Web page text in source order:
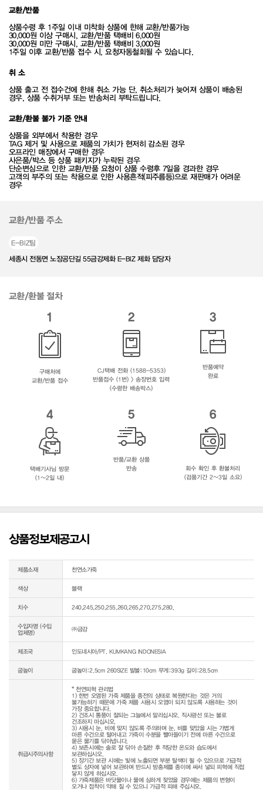
교환/반품
상품수령 후 1주일 이내 미착화 상품에 한해 교환/반품가능
30,000원 이상 구매시, 교환/반품 택배비 6,000원
30,000원 미만 구매시, 교환/반품 택배비 3,000원
1주일 이후 교환/반품 접수 시, 요청자동철회될 수 있습니다.
취 소
상품 출고 전 접수건에 한해 취소 가능 단, 취소처리가 늦어져 상품이 배송된
경우, 상품 수취거부 또는 반송처리 부탁드립니다.
교환/환불 불가 기준 안내
상품을 외부에서 착용한 경우
TAG 제거 및 사용으로 제품의 가치가 현저히 감소된 경우
오프라인 매장에서 구매한 경우
사은품/박스 등 상품 패키지가 누락된 경우
단순변심으로 인한 교환/반품 요청이 상품 수령후 7일을 경과한 경우
고객의 부주의 또는 착용으로 인한 사용흔적(피주름등)으로 재판매가 어려운
경우
교환/반품 주소
E-BIZ팀
세종시 전동면 노장공단길 55금강제화 E-BIZ 제화 담당자
교환/환불 절차
1
구매처에
교환/반품 접수
2
CJ택배 전화 (1588-5353)
반품접수 (1번) > 송장번호 입력
(수령한 배송박스)
3
반품예약
완료
4
택배기사님 방문
(1~2일 내)
5
반품/교환 상품
반송
6
회수 확인 후 환불처리
(검품기간 2~3일 소요)
상품정보제공고시
제품소재 천연소가죽
색상 블랙
치수 240,245,250,255,260,265,270,275,280,
수입자명 (수입
업체명)
㈜금강
제조국 인도네시아/PT. KUMKANG INDONESIA
굽높이 굽높이:2.5cm 260SIZE 발볼:10cm 무게:393g 길이:28.5cm
취급시주의사항
* 천연피혁 관리법
1) 한번 오염된 가죽 제품을 종전의 상태로 복원한다는 것은 거의
불가능하기 때문에 가죽 제품 사용시 오염이 되지 않도록 사용하는 것이
가장 중요합니다.
2) 건조시 통풍이 잘되는 그늘에서 말리십시오. 직사광선 또는 불로
건조하지 마십시오.
3) 사용시 눈, 비에 맞지 않도록 주의하며 눈, 비를 맞았을 시는 가볍게
마른 수건으로 털어내고 가죽이 수분을 빨아들이기 전에 마른 수건으로
묻은 물기를 닦아냅니다.
4) 보존시에는 솔로 잘 닦아 손질한 후 적당한 온도와 습도에서
보관하십시오.
5) 장기간 보관 시에는 빛에 노출되면 부분 탈색이 될 수 있으므로 가급적
별도 상자에 넣어 보관하며 반드시 방충제를 종이에 싸서 넣되 피혁에 직접
닿지 않게 하십시오.
6) 가죽제품은 바닷물이나 물에 심하게 젖었을 경우에는 제품의 변형이
오거나 접착이 약해 질 수 있으니 가급적 피해 주십시오.